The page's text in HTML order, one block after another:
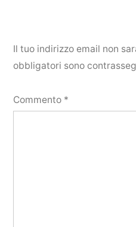
Il tuo indirizzo email non
obbligatori sono
Commento *